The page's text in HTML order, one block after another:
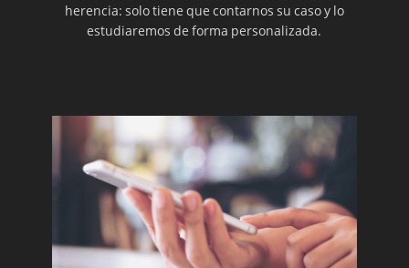
herencia: solo tiene que contarnos su caso y lo
estudiaremos de forma personalizada.